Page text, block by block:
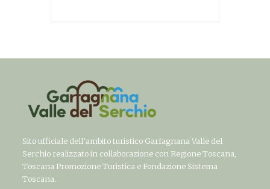
Sito ufficiale dell’ambito turistico Garfagnana Valle del
Serchio realizzato in collaborazione con Regione Toscana,
Toscana Promozione Turistica e Fondazione Sistema
Toscana.